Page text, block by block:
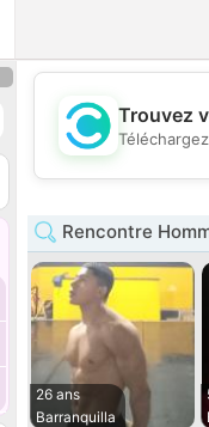
Trouvez
Rencontre
26 ans
Barranquilla